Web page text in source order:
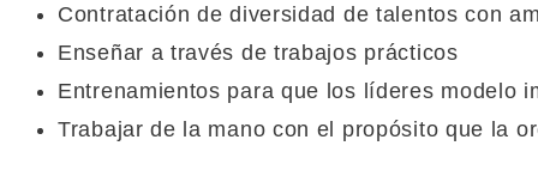
Contratación de diversidad de talentos con
Enseñar a través de trabajos prácticos
Entrenamientos para que los líderes modelo
Trabajar de la mano con el propósito que la